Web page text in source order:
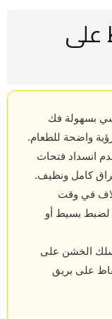
على
بسهولة فك
واضحة للطعام.
انسداد فتحات
كامل ونظيف.
في وقت
لضبط بسيط أو
الخشن على
على بريق